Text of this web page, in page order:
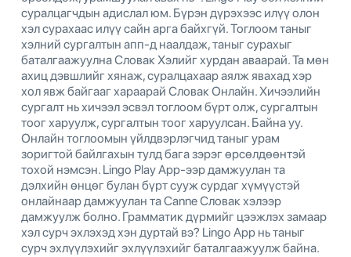
суралцагчдын адислал юм. Бүрэн дүрэхээс илүү олон
хэл сурахаас илүү сайн арга байхгүй. Тоглоом таныг
хэлний сургалтын апп-д наалдаж, таныг сурахыг
баталгаажуулна Словак Хэлийг хурдан аваарай. Та мөн
ахиц дэвшлийг хянаж, суралцахаар аялж явахад хэр
хол явж байгааг хараарай Словак Онлайн. Хичээлийн
сургалт нь хичээл эсвэл тоглоом бүрт олж, сургалтын
тоог харуулж, сургалтын тоог харуулсан. Байна уу.
Онлайн тоглоомын үйлдвэрлэгчид таныг урам
зоригтой байлгахын тулд бага зэрэг өрсөлдөөнтэй
тохой нэмсэн. Lingo Play App-ээр дамжуулан та
дэлхийн өнцөг булан бүрт сууж сурдаг хүмүүстэй
онлайнаар дамжуулан та Canne Словак хэлээр
дамжуулж болно. Грамматик дүрмийг цээжлэх замаар
хэл сурч эхлэхэд хэн дуртай вэ? Lingo App нь таныг
сурч эхлүүлэхийг эхлүүлэхийг баталгаажуулж байна.